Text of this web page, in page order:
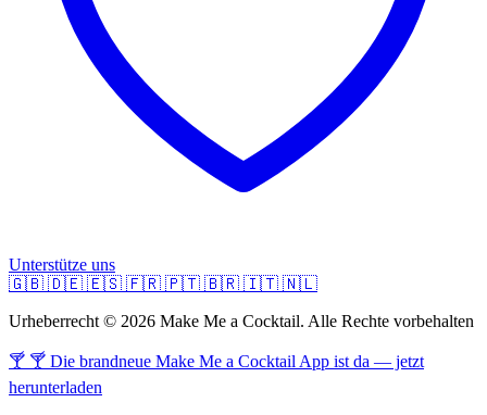
Unterstütze uns
🇬🇧 🇩🇪 🇪🇸 🇫🇷 🇵🇹 🇧🇷 🇮🇹 🇳🇱
Urheberrecht © 2026 Make Me a Cocktail. Alle Rechte vorbehalten
🍸 🍸 Die brandneue Make Me a Cocktail App ist da — jetzt
herunterladen